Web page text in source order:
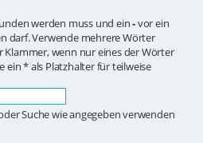
werden muss und ein-vor ein
darf. Verwende mehrere Wörter
Klammer, wenn nur eines der Wörter
ein * als Platzhalter für teilweise
Suche wie angegeben verwenden